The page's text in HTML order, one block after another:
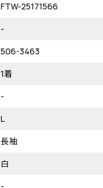
FTW-25171566
-
506-3463
1着
-
L
長袖
白